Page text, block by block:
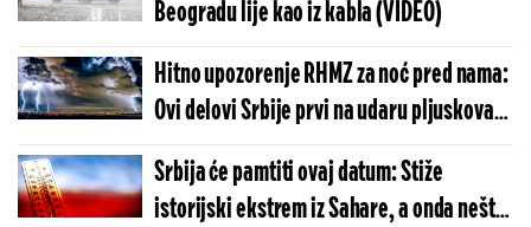
Beogradu lije kao iz kabla (VIDEO)
Hitno upozorenje RHMZ za noć pred nama:
Ovi delovi Srbije prvi na udaru pljuskova,
a uskoro sledi temperaturni šok!
Srbija će pamtiti ovaj datum: Stiže
istorijski ekstrem iz Sahare, a onda nešto